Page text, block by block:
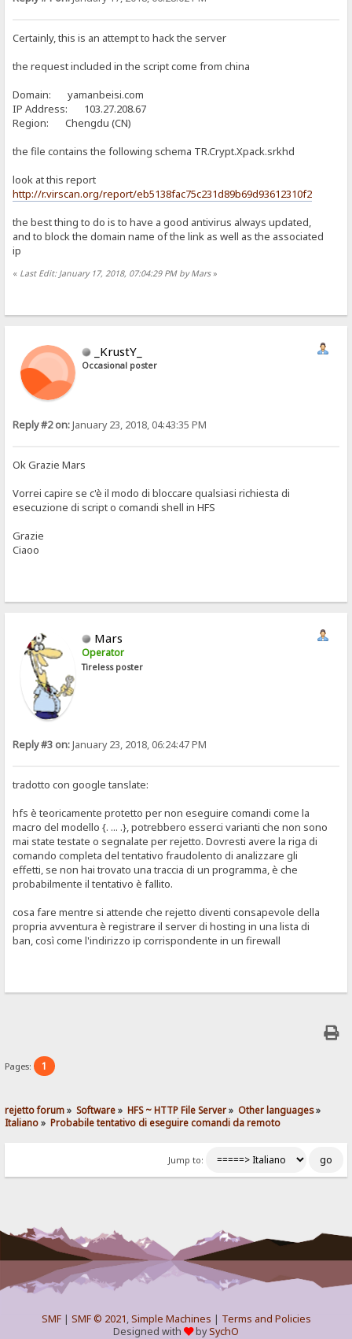
Certainly, this is an attempt to hack the server
the request included in the script come from china
Domain: yamanbeisi.com
IP Address: 103.27.208.67
Region: Chengdu (CN)
the file contains the following schema TR.Crypt.Xpack.srkhd
look at this report
http://r.virscan.org/report/eb5138fac75c231d89b69d93612310f2
the best thing to do is to have a good antivirus always updated,
and to block the domain name of the link as well as the associated
ip
« Last Edit: January 17, 2018, 07:04:29 PM by Mars»
_KrustY_
Occasional poster
Reply #2 on:January 23, 2018, 04:43:35 PM
Ok Grazie Mars
Vorrei capire se c'è il modo di bloccare qualsiasi richiesta di
esecuzione di script o comandi shell in HFS
Grazie
Ciaoo
Mars
Operator
Tireless poster
Reply #3 on:January 23, 2018, 06:24:47 PM
tradotto con google tanslate:
hfs è teoricamente protetto per non eseguire comandi come la
macro del modello {. ... .}, potrebbero esserci varianti che non sono
mai state testate o segnalate per rejetto. Dovresti avere la riga di
comando completa del tentativo fraudolento di analizzare gli
effetti, se non hai trovato una traccia di un programma, è che
probabilmente il tentativo è fallito.
cosa fare mentre si attende che rejetto diventi consapevole della
propria avventura è registrare il server di hosting in una lista di
ban, così come l'indirizzo ip corrispondente in un firewall
Pages: 1
rejetto forum» Software» HFS ~ HTTP File Server» Other languages»
Italiano» Probabile tentativo di eseguire comandi da remoto
Jump to:
SMF| SMF © 2021,Simple Machines | Terms and Policies
Designed with
bySychO